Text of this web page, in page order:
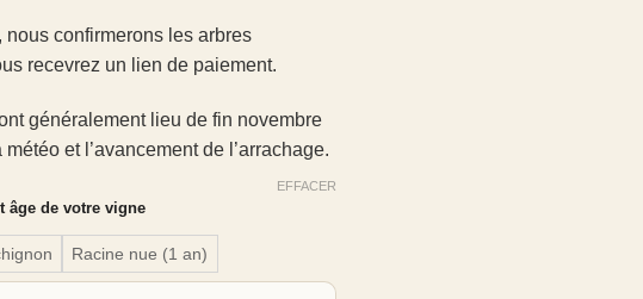
nous confirmerons les arbres
recevrez un lien de paiement.
généralement lieu de fin novembre
et l’avancement de l’arrachage.
âge de votre vigne
Racine nue (1 an)
EFFACER